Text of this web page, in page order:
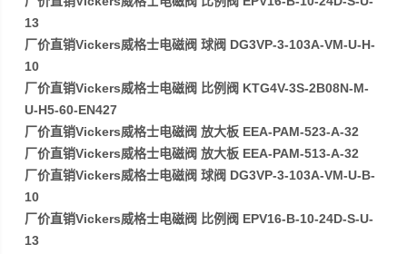
13
厂价直销Vickers威格士电磁阀 球阀 DG3VP-3-103A-VM-U-H-
10
厂价直销Vickers威格士电磁阀 比例阀 KTG4V-3S-2B08N-M-
U-H5-60-EN427
厂价直销Vickers威格士电磁阀 放大板 EEA-PAM-523-A-32
厂价直销Vickers威格士电磁阀 放大板 EEA-PAM-513-A-32
厂价直销Vickers威格士电磁阀 球阀 DG3VP-3-103A-VM-U-B-
10
厂价直销Vickers威格士电磁阀 比例阀 EPV16-B-10-24D-S-U-
13